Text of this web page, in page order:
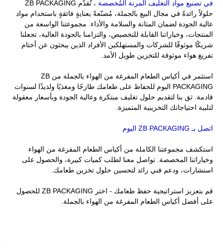
في تصنيع مواد التغليف المرنة المُخصصة
، تُقدّم ZB PACKAGING
حلولاً رائدةً في مجال البيع بالجملة، مُصنّعةً بعنايةٍ فائقةٍ باستخدام مواد
عالية الجودة لضمان المتانة والسلامة والأداء. مجموعتنا الواسعة من
المنتجات، وخياراتنا القابلة للتخصيص، والتزامنا بالجودة العالية، تجعلنا
شريكًا موثوقًا للشركات والمستهلكين الأفراد الذين يبحثون عن أختام
تفريغ هواء موثوقة للتخزين طويل الأمد.
استثمر في أكياس الطعام المفرغة من الهواء بالجملة من ZB
PACKAGING اليوم للحفاظ على طعامك طازجًا ومغذيًا ولذيذًا لسنوات
قادمة. ثق بنا لتقديم حلول تغليف مبتكرة وعالية الجودة وبأسعار معقولة
لتلبية احتياجاتك التخزينية المتميزة.
اتصل بـ ZB PACKAGING اليوم
استكشف مجموعتنا الكاملة من أكياس الطعام المفرغة من الهواء
وخياراتنا المخصصة. تواصل معنا لطلب كميات كبيرة، والحصول على
استشارات، ودعم فني رائد لتحسين حلول تخزين طعامك.
قم بتعزيز استراتيجية حفظ طعامك - اختر ZB PACKAGING للحصول
على أفضل أكياس الطعام المفرغة من الهواء بالجملة.